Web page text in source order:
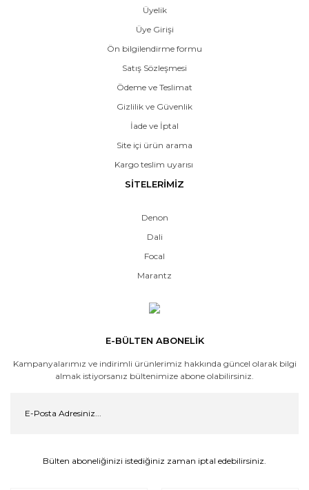
Üyelik
Üye Girişi
Ön bilgilendirme formu
Satış Sözleşmesi
Ödeme ve Teslimat
Gizlilik ve Güvenlik
İade ve İptal
Site içi ürün arama
Kargo teslim uyarısı
SİTELERİMİZ
Denon
Dali
Focal
Marantz
E-BÜLTEN ABONELİK
Kampanyalarımız ve indirimli ürünlerimiz hakkında güncel olarak bilgi
almak istiyorsanız bültenimize abone olabilirsiniz.
Bülten aboneliğinizi istediğiniz zaman iptal edebilirsiniz.